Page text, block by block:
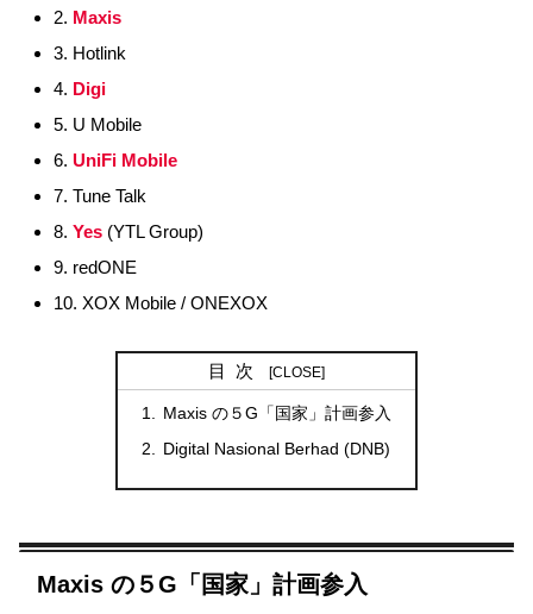
2. Maxis
3. Hotlink
4. Digi
5. U Mobile
6. UniFi Mobile
7. Tune Talk
8. Yes (YTL Group)
9. redONE
10. XOX Mobile / ONEXOX
目次
Maxis の５G「国家」計画参入
Digital Nasional Berhad (DNB)
Maxis の５G「国家」計画参入